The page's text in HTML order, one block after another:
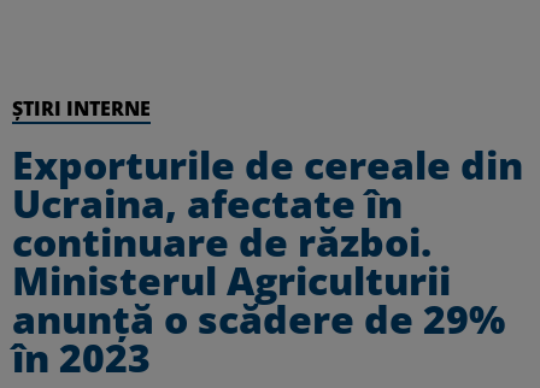
ȘTIRI INTERNE
Exporturile de cereale din
Ucraina, afectate în
continuare de război.
Ministerul Agriculturii
anunță o scădere de 29%
în 2023